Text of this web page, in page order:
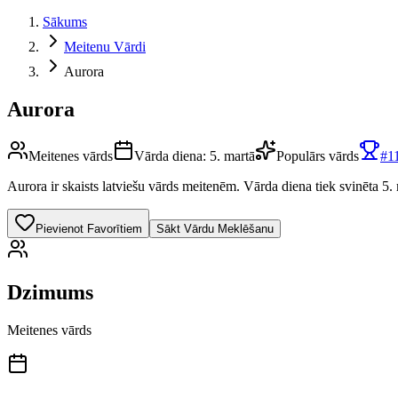
Sākums
Meitenu Vārdi
Aurora
Aurora
Meitenes vārds Vārda diena: 5. martā Populārs vārds #11
Aurora ir skaists latviešu vārds meitenēm. Vārda diena tiek svinēta 5.
Pievienot Favorītiem Sākt Vārdu Meklēšanu
Dzimums
Meitenes vārds